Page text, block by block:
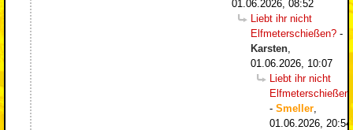
01.06.2026, 08:52
Liebt ihr nicht
Elfmeterschießen? -
Karsten
01.06.2026, 10:07
Liebt ihr nicht
- Smeller
01.06.2026, 20:54